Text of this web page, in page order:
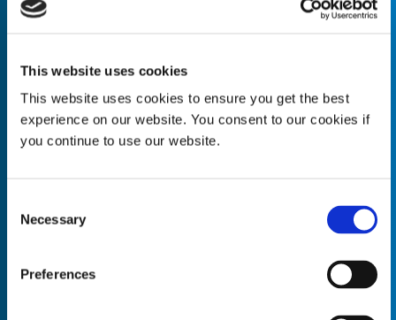
This website uses cookies
This website uses cookies to ensure you get the best
experience on our website. You consent to our cookies if
you continue to use our website.
Selection
Necessary
Preferences
Quantity* Unit of Measure*
Empty
Product Name* Empty